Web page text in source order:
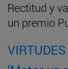
Rectitud y
un premio